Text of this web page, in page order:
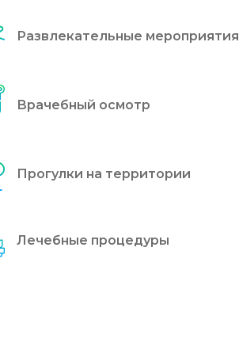
Развлекательные мероприятия
Врачебный осмотр
Прогулки на территории
Лечебные процедуры